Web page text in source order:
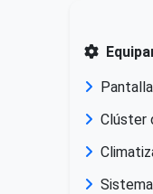
Clúster